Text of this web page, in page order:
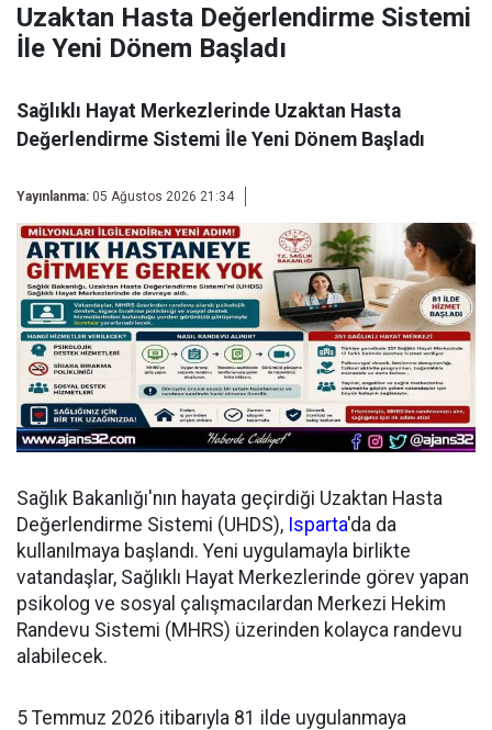
Uzaktan Hasta Değerlendirme Sistemi
İle Yeni Dönem Başladı
Sağlıklı Hayat Merkezlerinde Uzaktan Hasta
Değerlendirme Sistemi İle Yeni Dönem Başladı
Yayınlanma: 05 Ağustos 2026 21:34
Sağlık Bakanlığı'nın hayata geçirdiği Uzaktan Hasta
Değerlendirme Sistemi (UHDS), Isparta'da da
kullanılmaya başlandı. Yeni uygulamayla birlikte
vatandaşlar, Sağlıklı Hayat Merkezlerinde görev yapan
psikolog ve sosyal çalışmacılardan Merkezi Hekim
Randevu Sistemi (MHRS) üzerinden kolayca randevu
alabilecek.
5 Temmuz 2026 itibarıyla 81 ilde uygulanmaya